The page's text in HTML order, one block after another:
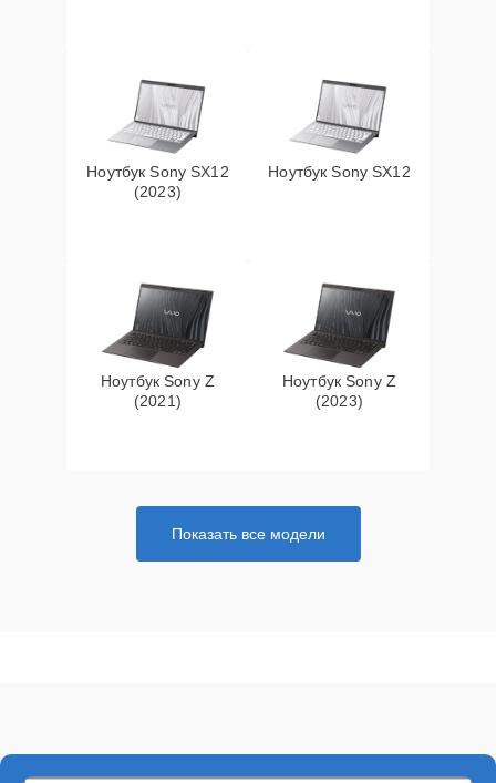
Ноутбук Sony SX12
(2023)
Ноутбук Sony SX12
Ноутбук Sony Z
(2021)
Ноутбук Sony Z
(2023)
Показать все модели